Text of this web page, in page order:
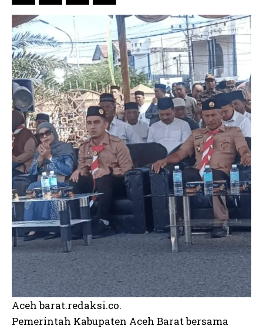
Aceh barat.redaksi.co.
Pemerintah Kabupaten Aceh Barat bersama